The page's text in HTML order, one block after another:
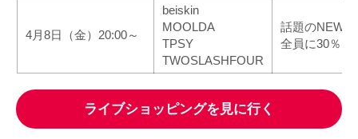
4月8日（金）20:00～
beiskin
MOOLDA
TPSY
TWOSLASHFOUR
話題のNEW
全員に30％ク
ライブショッピングを見に行く